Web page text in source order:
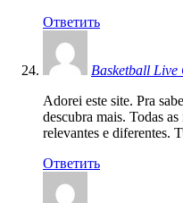
Ответить
Basketball Live
Adorei este site. Pra
descubra mais. Todas
relevantes e diferentes.
Ответить